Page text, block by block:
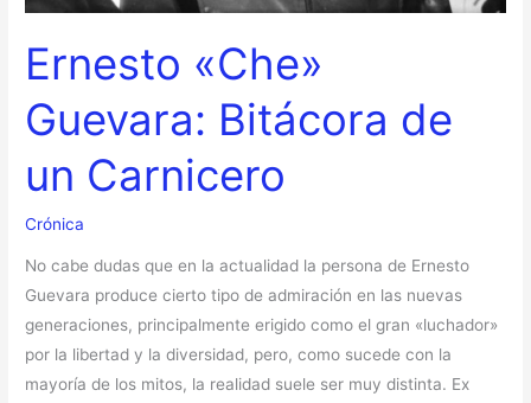
Ernesto «Che»
Guevara: Bitácora de
un Carnicero
Crónica
No cabe dudas que en la actualidad la persona de Ernesto
Guevara produce cierto tipo de admiración en las nuevas
generaciones, principalmente erigido como el gran «luchador»
por la libertad y la diversidad, pero, como sucede con la
mayoría de los mitos, la realidad suele ser muy distinta. Ex